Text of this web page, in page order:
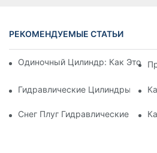
РЕКОМЕНДУЕМЫЕ СТАТЬИ
Одиночный Цилиндр: Как Это
Гидравлические Цилиндры С
Снег Плуг Гидравлические